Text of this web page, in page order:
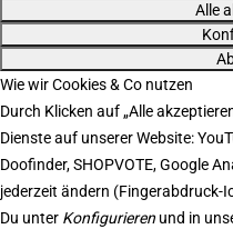
Alle
Wie wir Cookies & Co nutzen
Durch Klicken auf „Alle
Dienste auf unserer Website:
Doofinder, SHOPVOTE, Google
jederzeit ändern (Fingerabdruck-
Du unter Konfigurieren und in